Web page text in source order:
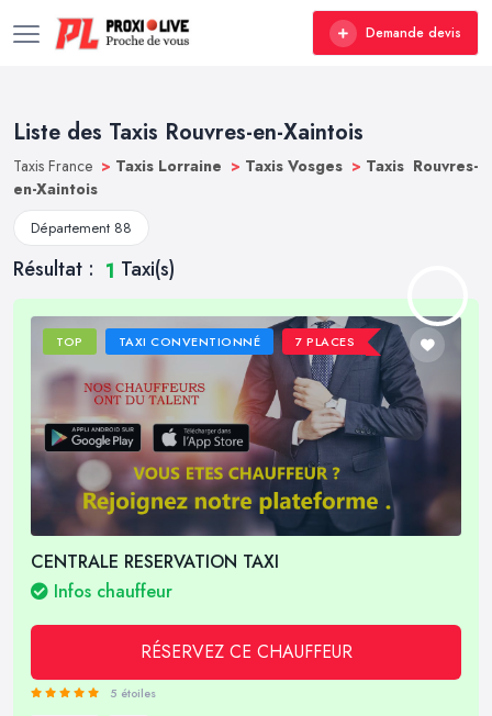
Demande devis
Liste des Taxis Rouvres-en-Xaintois
Taxis France > Taxis Lorraine > Taxis Vosges > Taxis Rouvres-
en-Xaintois
Département 88
Résultat : 1 Taxi(s)
TOP TAXI CONVENTIONNÉ 7 PLACES
CENTRALE RESERVATION TAXI
Infos chauffeur
RÉSERVEZ CE CHAUFFEUR
5 étoiles